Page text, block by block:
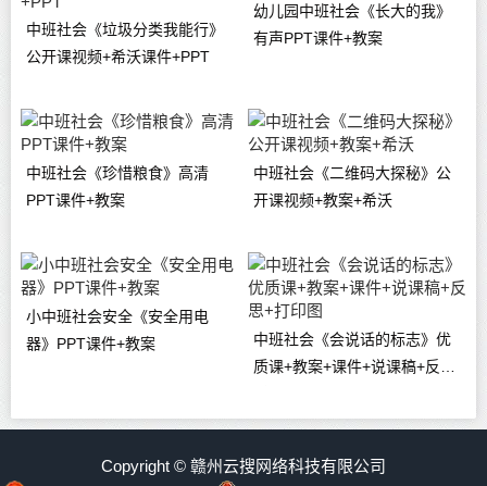
中班社会《垃圾分类我能行》
公开课视频+希沃课件+PPT
幼儿园中班社会《长大的我》
有声PPT课件+教案
中班社会《珍惜粮食》高清
PPT课件+教案
中班社会《二维码大探秘》公
开课视频+教案+希沃
小中班社会安全《安全用电
器》PPT课件+教案
中班社会《会说话的标志》优
质课+教案+课件+说课稿+反思
Copyright © 赣州云搜网络科技有限公司